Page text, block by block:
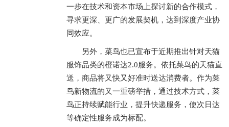
一步在技术和资本市场上探讨新的合作模式，
寻求更深、更广的发展契机，达到深度产业协
同效应。
另外，菜鸟也已宣布于近期推出针对天猫
服饰品类的橙诺达2.0服务。依托菜鸟的天猫直
送，商品将又快又好准时送达消费者。作为菜
鸟新物流的又一重磅举措，通过技术方式，菜
鸟正持续赋能行业，提升快递服务，使次日达
等确定性服务成为标配。